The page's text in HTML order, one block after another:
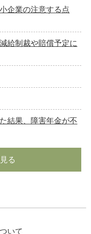
企業の注意する点
給制裁や賠償予定に
結果、障害年金が不
る
いて